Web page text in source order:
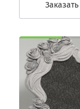
Заказать